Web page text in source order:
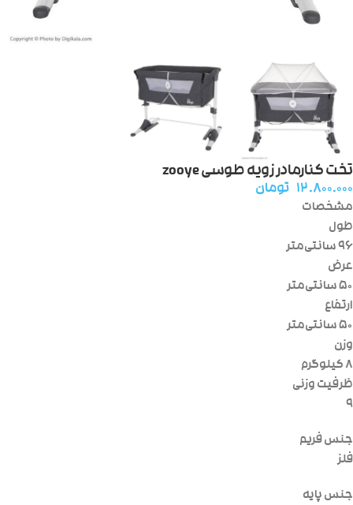
تخت کنارمادر زویه طوسی zooye
۱۲.۸۰۰.۰۰۰ تومان
مشخصات
طول
۹۶ سانتی‌متر
عرض
۵۰ سانتی‌متر
ارتفاع
۵۰ سانتی‌متر
وزن
۸ کیلوگرم
ظرفیت وزنی
۹
جنس فریم
فلز
جنس پایه